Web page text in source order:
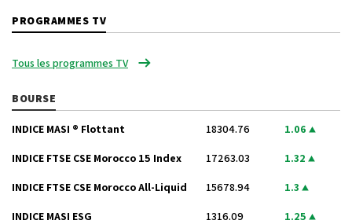
PROGRAMMES TV
Tous les programmes TV
BOURSE
INDICE MASI ® Flottant 18304.76 1.06
INDICE FTSE CSE Morocco 15 Index 17263.03 1.32
INDICE FTSE CSE Morocco All-Liquid 15678.94 1.3
INDICE MASI ESG 1316.09 1.25